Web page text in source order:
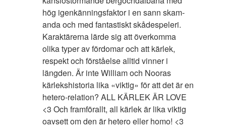
hög igenkänningsfaktor i en sann skam-
anda och med fantastiskt skådespeleri.
Karaktärerna lärde sig att överkomma
olika typer av fördomar och att kärlek,
respekt och förståelse alltid vinner i
längden. Är inte William och Nooras
kärlekshistoria lika «viktig» för att det är en
hetero-relation? ALL KÄRLEK ÄR LOVE
<3 Och framförallt, all kärlek är lika viktig
oavsett om den är hetero eller homo! <3